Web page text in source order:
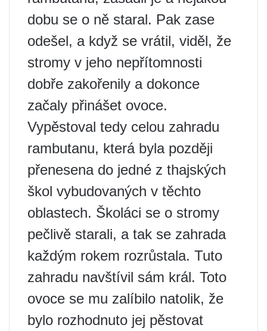
dobu se o ně staral. Pak zase
odešel, a když se vrátil, viděl, že
stromy v jeho nepřítomnosti
dobře zakořenily a dokonce
začaly přinášet ovoce.
Vypěstoval tedy celou zahradu
rambutanu, která byla později
přenesena do jedné z thajských
škol vybudovaných v těchto
oblastech. Školáci se o stromy
pečlivě starali, a tak se zahrada
každým rokem rozrůstala. Tuto
zahradu navštívil sám král. Toto
ovoce se mu zalíbilo natolik, že
bylo rozhodnuto jej pěstovat